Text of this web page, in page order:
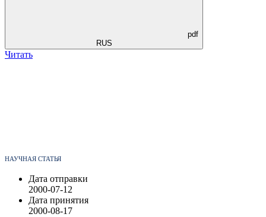
pdf
RUS
Читать
НАУЧНАЯ СТАТЬЯ
Дата отправки
2000-07-12
Дата принятия
2000-08-17